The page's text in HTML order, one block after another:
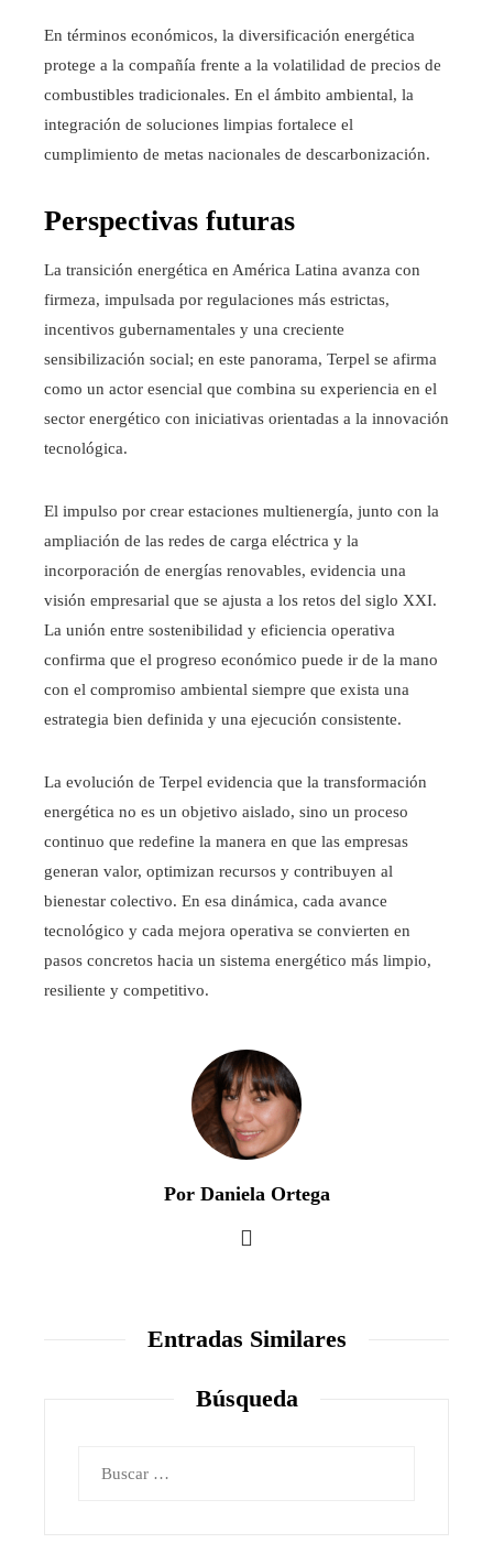
En términos económicos, la diversificación energética
protege a la compañía frente a la volatilidad de precios de
combustibles tradicionales. En el ámbito ambiental, la
integración de soluciones limpias fortalece el
cumplimiento de metas nacionales de descarbonización.
Perspectivas futuras
La transición energética en América Latina avanza con
firmeza, impulsada por regulaciones más estrictas,
incentivos gubernamentales y una creciente
sensibilización social; en este panorama, Terpel se afirma
como un actor esencial que combina su experiencia en el
sector energético con iniciativas orientadas a la innovación
tecnológica.
El impulso por crear estaciones multienergía, junto con la
ampliación de las redes de carga eléctrica y la
incorporación de energías renovables, evidencia una
visión empresarial que se ajusta a los retos del siglo XXI.
La unión entre sostenibilidad y eficiencia operativa
confirma que el progreso económico puede ir de la mano
con el compromiso ambiental siempre que exista una
estrategia bien definida y una ejecución consistente.
La evolución de Terpel evidencia que la transformación
energética no es un objetivo aislado, sino un proceso
continuo que redefine la manera en que las empresas
generan valor, optimizan recursos y contribuyen al
bienestar colectivo. En esa dinámica, cada avance
tecnológico y cada mejora operativa se convierten en
pasos concretos hacia un sistema energético más limpio,
resiliente y competitivo.
Por Daniela Ortega
Entradas Similares
Búsqueda